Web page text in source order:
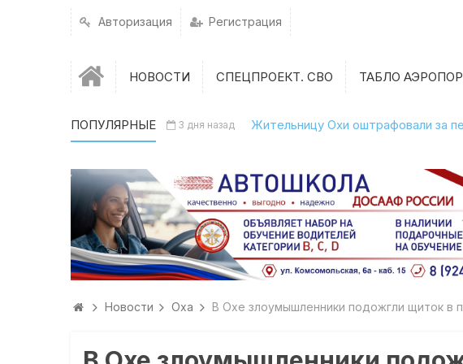
Авторизация Регистрация
НОВОСТИ СПЕЦПРОЕКТ. СВО ТАБЛО
ПОПУЛЯРНЫЕ 3 дня назад Жительницу Охи оштрафовали за
Новости Оха В Охе злоумышленники подожгли щиток